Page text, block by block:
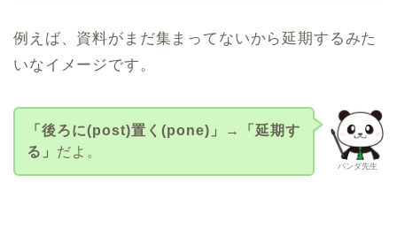
例えば、資料がまだ集まってないから延期するみた
いなイメージです。
パンダ先生
「後ろに(post)置く(pone)」→「延期す
る」 だよ。